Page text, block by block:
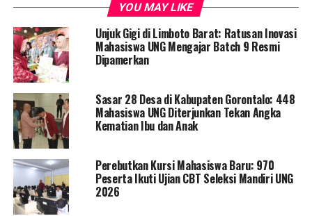
Menurut Prof. Arwildayanto, beberapa tugas prioritas
yang akan dikerjakan selama periode kepemimpinannya
termasuk membuka Program Studi Di Luar Kampus
Utama (PSDKU) untuk program studi yang sudah
terakreditasi A. Hal ini dianggap sebagai persiapan
menuju transformasi UNG sebagai Perguruan Tinggi
Negeri – Badan Hukum (PTN-BH).
Peningkatan kualitas semua program studi yang berada
di bawah naungan FIP juga menjadi fokus utama. Prof.
Arwildayanto berkomitmen untuk mencapai akreditasi
unggul dengan presentase 100 persen sebagai salah
satu upaya perbaikan kualitas pendidikan.
YOU MAY LIKE
Unjuk Gigi di Limboto Barat: Ratusan Inovasi
Mahasiswa UNG Mengajar Batch 9 Resmi
Dipamerkan
Sasar 28 Desa di Kabupaten Gorontalo: 448
Mahasiswa UNG Diterjunkan Tekan Angka
Kematian Ibu dan Anak
Perebutkan Kursi Mahasiswa Baru: 970
Peserta Ikuti Ujian CBT Seleksi Mandiri UNG
2026